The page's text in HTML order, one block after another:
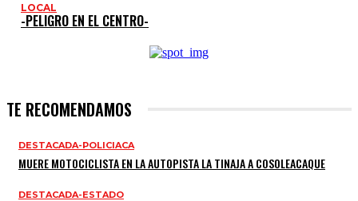
LOCAL
-PELIGRO EN EL CENTRO-
TE RECOMENDAMOS
DESTACADA-POLICIACA
MUERE MOTOCICLISTA EN LA AUTOPISTA LA TINAJA A COSOLEACAQUE
DESTACADA-ESTADO